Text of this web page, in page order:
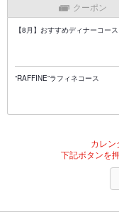
クーポン
【8月】おすすめディナーコース
“RAFFINE”ラフィネコース
カレン
下記ボタンを